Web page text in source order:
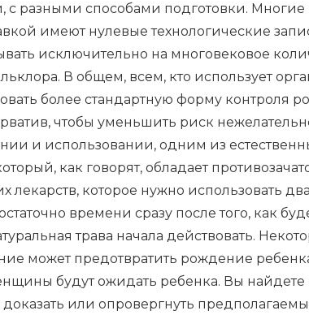
с разными способами подготовки. Многие
имеют нулевые технологические
исключительно на многовековое
В общем, всем, кто использует
более стандартную форму контроля
чтобы уменьшить риск
и использовании, одним из
как говорят, обладает
лекарств, которое нужно использовать
времени сразу после того, как
трава начала действовать.
может предотвратить рождение
будут ожидать ребенка. Вы найдете
или опровергнуть